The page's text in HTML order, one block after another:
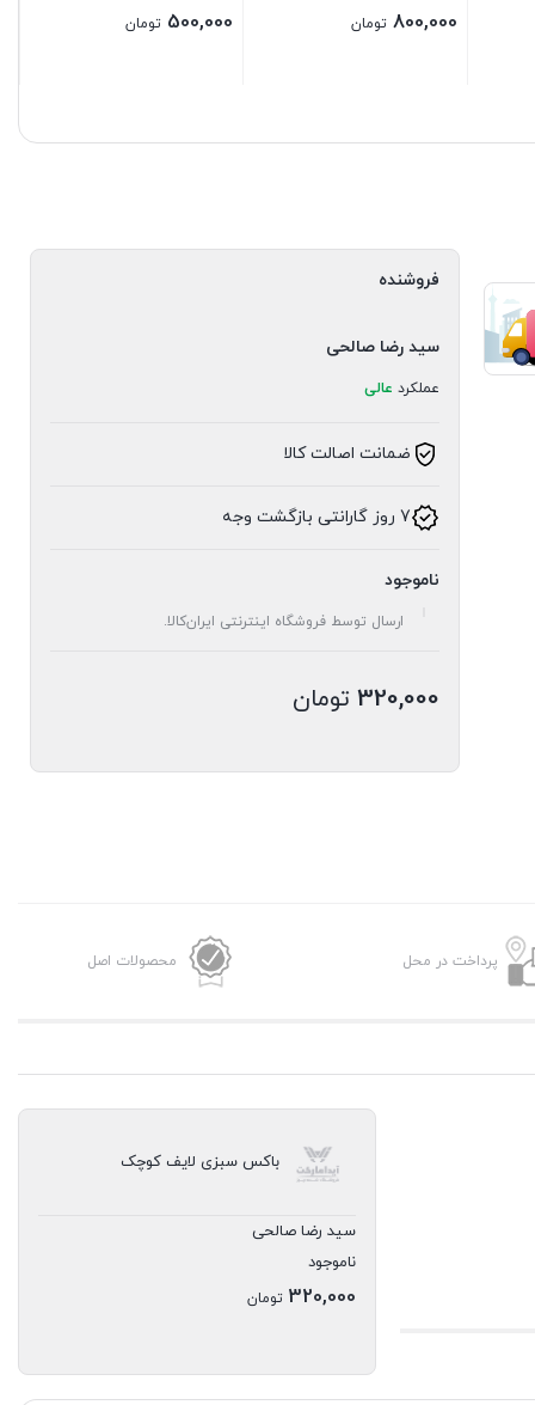
فروشنده
سید رضا صالحی
عملکرد عالی
ضمانت اصالت کالا
7 روز گارانتی بازگشت وجه
ناموجود
ارسال توسط فروشگاه اینترنتی ایران‌کالا.
320,000 تومان
پرداخت در محل محصولات اصل
باکس سبزی لایف کوچک
سید رضا صالحی
ناموجود
320,000 تومان